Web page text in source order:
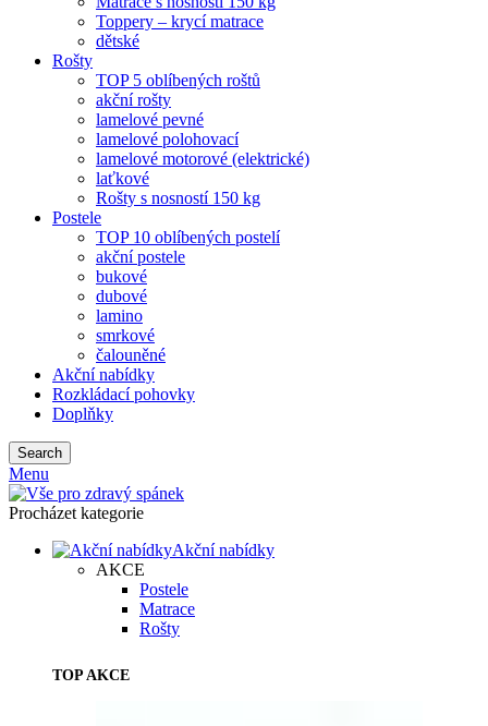
Toppery – krycí matrace
dětské
Rošty
TOP 5 oblíbených roštů
akční rošty
lamelové pevné
lamelové polohovací
lamelové motorové (elektrické)
laťkové
Rošty s nosností 150 kg
Postele
TOP 10 oblíbených postelí
akční postele
bukové
dubové
lamino
smrkové
čalouněné
Akční nabídky
Rozkládací pohovky
Doplňky
Search
Menu
Procházet kategorie
Akční nabídky
AKCE
Postele
Matrace
Rošty
TOP AKCE